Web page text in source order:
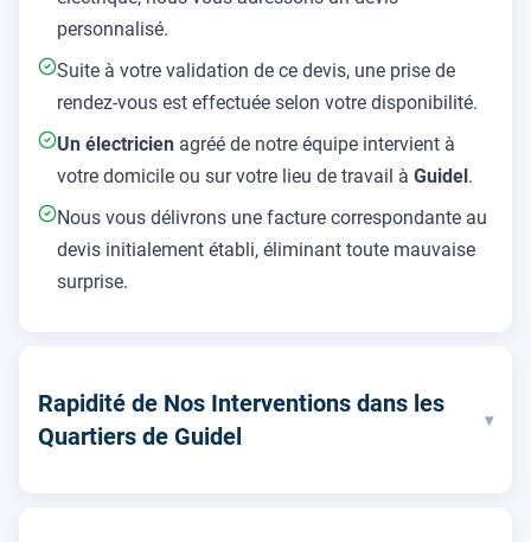
personnalisé.
Suite à votre validation de ce devis, une prise de
rendez-vous est effectuée selon votre disponibilité.
Un électricien agréé de notre équipe intervient à
votre domicile ou sur votre lieu de travail à Guidel.
Nous vous délivrons une facture correspondante au
devis initialement établi, éliminant toute mauvaise
surprise.
Rapidité de Nos Interventions dans les
Quartiers de Guidel
▾